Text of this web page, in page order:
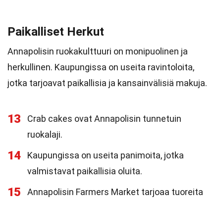
Paikalliset Herkut
Annapolisin ruokakulttuuri on monipuolinen ja
herkullinen. Kaupungissa on useita ravintoloita,
jotka tarjoavat paikallisia ja kansainvälisiä makuja.
13
Crab cakes ovat Annapolisin tunnetuin
ruokalaji.
14
Kaupungissa on useita panimoita, jotka
valmistavat paikallisia oluita.
15
Annapolisin Farmers Market tarjoaa tuoreita